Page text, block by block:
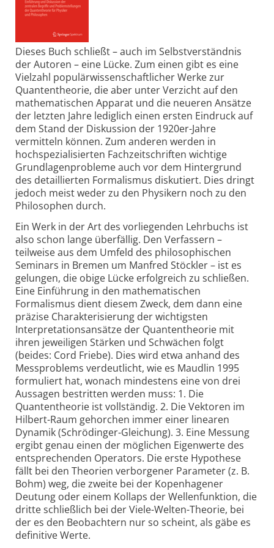
Dieses Buch schließt – auch im Selbstverständnis
der Autoren – eine Lücke. Zum einen gibt es eine
Vielzahl populärwissenschaftlicher Werke zur
Quantentheo­rie, die aber unter Verzicht auf den
mathematischen Apparat und die neueren Ansätze
der letzten Jahre lediglich einen ersten Eindruck auf
dem Stand der Diskussion der 1920er-Jahre
vermitteln können. Zum anderen werden in
hochspezialisierten Fachzeitschriften wichtige
Grundlagenprobleme auch vor dem Hintergrund
des detaillierten Formalismus diskutiert. Dies dringt
jedoch meist weder zu den Physikern noch zu den
Philosophen durch.
Ein Werk in der Art des vorliegenden Lehrbuchs ist
also schon lange überfällig. Den Verfassern –
teilweise aus dem Umfeld des philosophischen
Seminars in Bremen um Manfred Stöckler – ist es
gelungen, die obige Lücke erfolgreich zu schließen.
Eine Einführung in den mathematischen
Formalismus dient diesem Zweck, dem dann eine
präzise Charakterisierung der wichtigsten
Interpretationsansätze der Quantentheorie mit
ihren jeweiligen Stärken und Schwächen folgt
(beides: Cord Friebe). Dies wird etwa anhand des
Messproblems verdeutlicht, wie es Maudlin 1995
formuliert hat, wonach mindestens eine von drei
Aussagen bestritten werden muss: 1. Die
Quantentheorie ist vollständig. 2. Die Vektoren im
Hilbert-Raum gehorchen immer einer linearen
Dynamik (Schrödinger-Gleichung). 3. Eine Messung
ergibt genau einen der möglichen Eigenwerte des
entsprechenden Operators. Die erste Hypothese
fällt bei den Theorien verborgener Parameter (z. B.
Bohm) weg, die zweite bei der Kopenhagener
Deutung oder einem Kollaps der Wellenfunktion, die
dritte schließlich bei der Viele-Welten-Theorie, bei
der es den Beobachtern nur so scheint, als gäbe es
definitive Werte.